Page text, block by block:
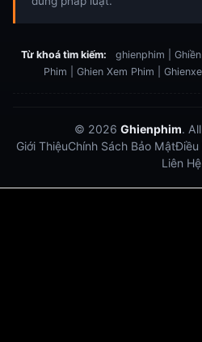
Từ khoá tìm kiếm:
ghienphim |
Phim | Ghien Xem Phim |
© 2026 Ghienphim.
Giới ThiệuChính Sách Bảo MậtĐiều
Liên Hệ